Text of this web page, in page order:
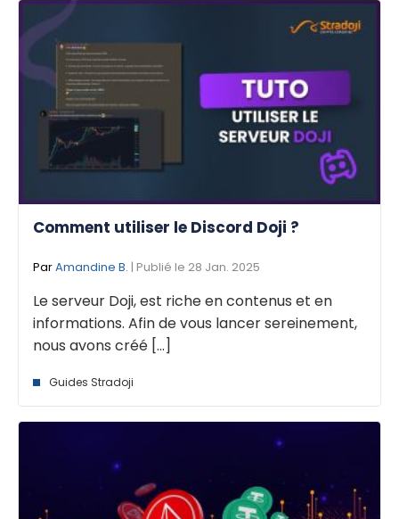
Comment utiliser le Discord Doji ?
ParAmandine B. | Publié le 28 Jan. 2025
Le serveur Doji, est riche en contenus et en
informations. Afin de vous lancer sereinement,
nous avons créé [...]
Guides Stradoji